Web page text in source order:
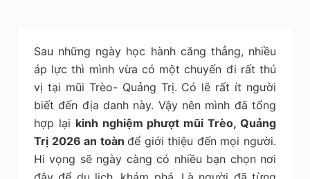
nghiệm,
kiệm
Sau những ngày học hành căng thẳng, nhiều
áp lực thì mình vừa có một chuyến đi rất thú
vị tại mũi Trèo- Quảng Trị. Có lẽ rất ít người
biết đến địa danh này. Vậy nên mình đã tổng
hợp lại kinh nghiệm phượt mũi Trèo, Quảng
Trị 2026 an toànđể giới thiệu đến mọi người.
Hi vọng sẽ ngày càng có nhiều bạn chọn nơi